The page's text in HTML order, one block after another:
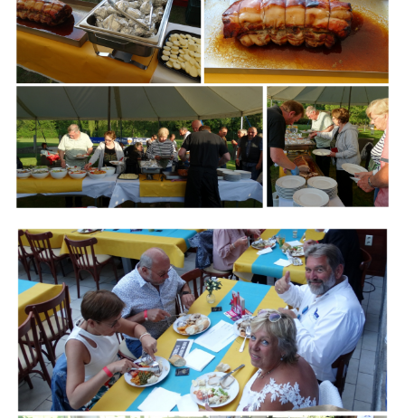
Branding
ARMCHAIR